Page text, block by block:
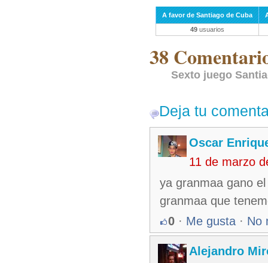
A favor de Santiago de Cuba
49 usuarios
38
Sexto juego
Deja tu
Oscar
11 de marzo
ya granmaa gano
granmaa que
0 · Me gusta · No
Alejandro